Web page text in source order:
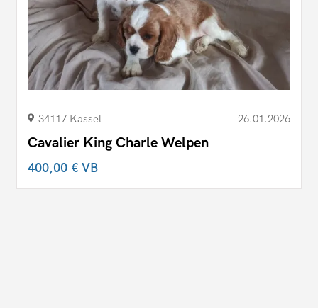
34117 Kassel 26.01.2026
Cavalier King Charle Welpen
400,00 €VB